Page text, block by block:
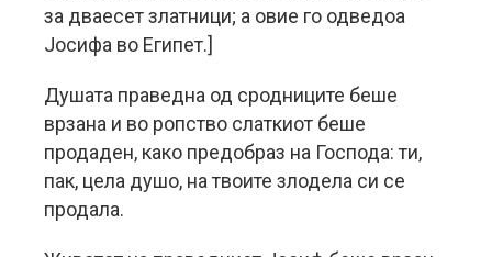
за дваесет златници; а овие го одведоа
Јосифа во Египет.]
Душата праведна од сродниците беше
врзана и во ропство слаткиот беше
продаден, како предобраз на Господа: ти,
пак, цела душо, на твоите злодела си се
продала.